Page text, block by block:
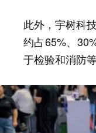
此外，宇树科
约占65%、
于检验和消防